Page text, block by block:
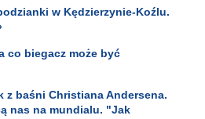
w Kędzierzynie-Koźlu.
co biegacz może być
z baśni Christiana Andersena.
nas na mundialu. "Jak